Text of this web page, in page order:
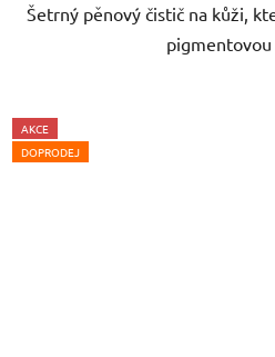
Šetrný pěnový čistič na kůži,
pigmentovou
AKCE
DOPRODEJ